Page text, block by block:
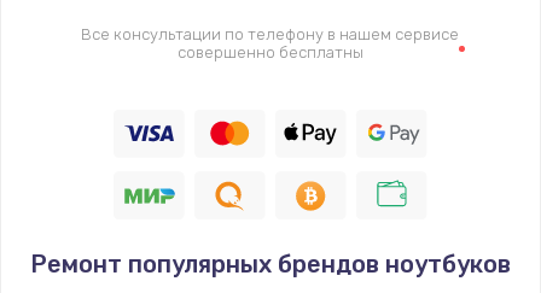
Все консультации по телефону в нашем сервисе
совершенно бесплатны
Ремонт популярных брендов ноутбуков